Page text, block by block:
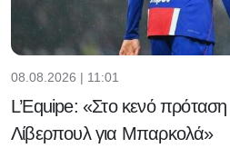
08.08.2026 | 11:01
L’Equipe: «Στο κενό
Λίβερπουλ για Μπαρκολά»